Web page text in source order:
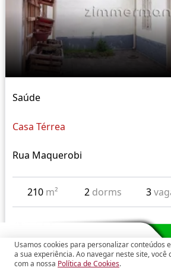
Usamos cookies para personalizar conteúdos
a sua experiência. Ao navegar neste site, você
com a nossa Política de Cookies.
Saúde
Casa Térrea
Rua Maquerobi
210 m² 2 dorms 3